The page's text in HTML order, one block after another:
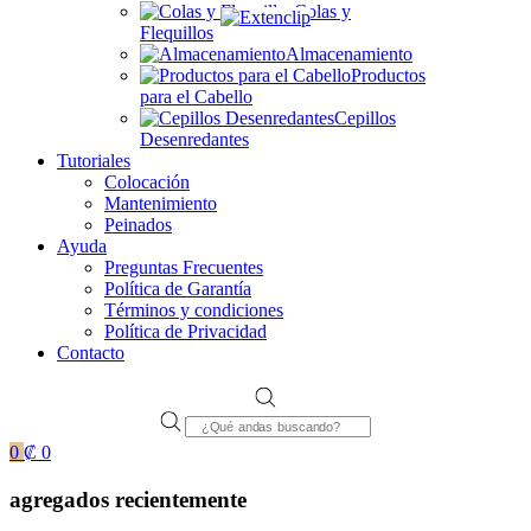
Colas y
Flequillos
Almacenamiento
Productos
para el Cabello
Cepillos
Desenredantes
Tutoriales
Colocación
Mantenimiento
Peinados
Ayuda
Preguntas Frecuentes
Política de Garantía
Términos y condiciones
Política de Privacidad
Contacto
Products
search
0 ₡ 0
agregados recientemente